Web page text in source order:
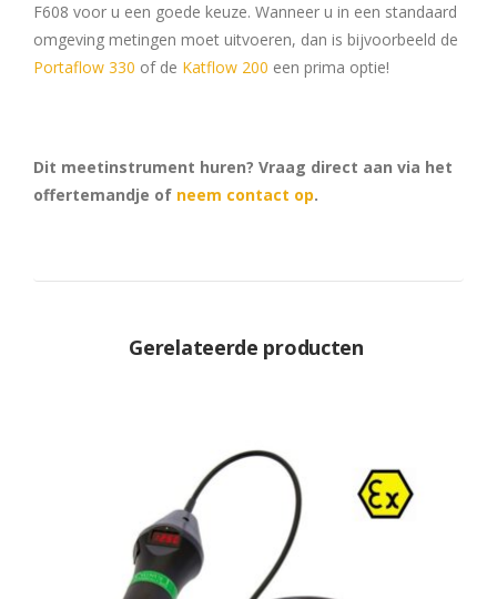
F608 voor u een goede keuze. Wanneer u in een standaard
omgeving metingen moet uitvoeren, dan is bijvoorbeeld de
Portaflow 330 of de Katflow 200 een prima optie!
Dit meetinstrument huren? Vraag direct aan via het
offertemandje of neem contact op.
Gerelateerde producten